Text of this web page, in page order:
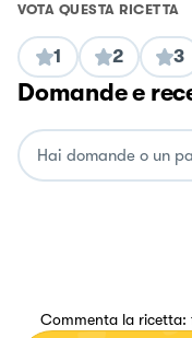
VOTA QUESTA RICETTA
1 2 3
Domande e
Commenta la ricetta: